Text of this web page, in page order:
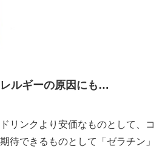
ルギーの原因にも…
リンクより安価なものとして、コ
待できるものとして「ゼラチン」